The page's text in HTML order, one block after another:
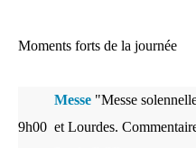
Moments forts de la journée
9h00
Messe "Messe
et Lourdes.